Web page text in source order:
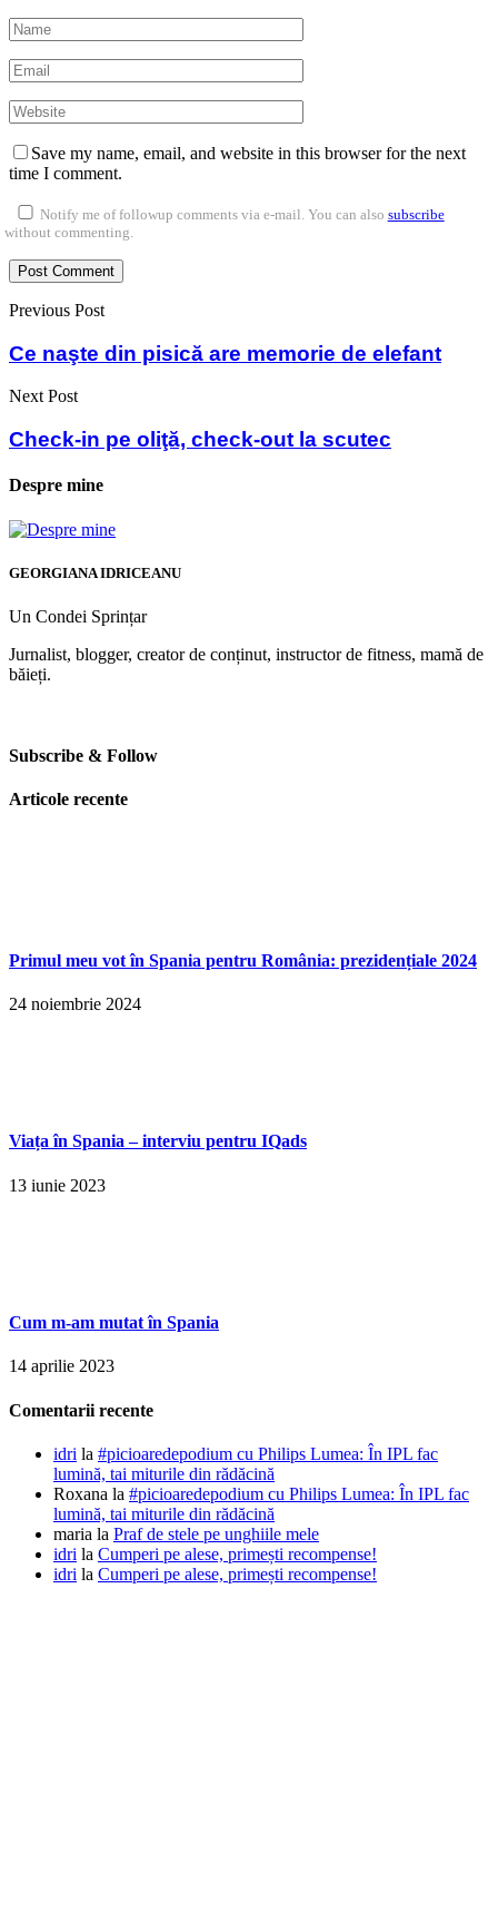
Save my name, email, and website in this browser for the next
time I comment.
Notify me of followup comments via e-mail. You can also subscribe
without commenting.
Previous Post
Ce naşte din pisică are memorie de elefant
Next Post
Check-in pe oliţă, check-out la scutec
Despre mine
GEORGIANA IDRICEANU
Un Condei Sprințar
Jurnalist, blogger, creator de conținut, instructor de fitness, mamă de
băieți.
Subscribe & Follow
Articole recente
Primul meu vot în Spania pentru România: prezidențiale 2024
24 noiembrie 2024
Viața în Spania – interviu pentru IQads
13 iunie 2023
Cum m-am mutat în Spania
14 aprilie 2023
Comentarii recente
idri la #picioaredepodium cu Philips Lumea: În IPL fac
lumină, tai miturile din rădăcină
Roxana la #picioaredepodium cu Philips Lumea: În IPL fac
lumină, tai miturile din rădăcină
maria la Praf de stele pe unghiile mele
idri la Cumperi pe alese, primești recompense!
idri la Cumperi pe alese, primești recompense!